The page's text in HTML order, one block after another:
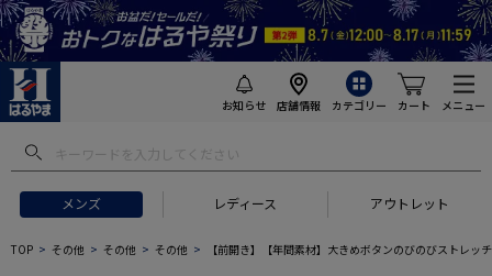
お知らせ 店舗情報 カテゴリー カート メニュー
メンズ レディース アウトレット
TOP その他 その他 その他 【前開き】【年間素材】大きめボタンのびのびストレ